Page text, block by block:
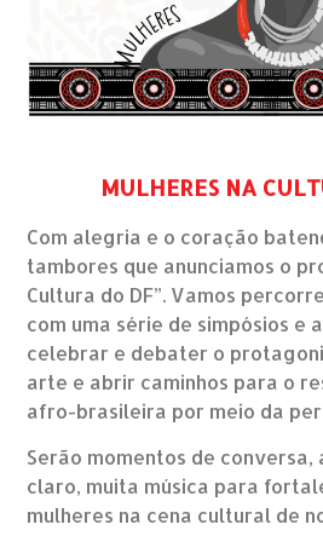
MULHERES NA
​Com alegria e o coração
tambores que anunciamos o
Cultura do DF”. Vamos
com uma série de simpósios e
celebrar e debater o
arte e abrir caminhos para o
afro-brasileira por meio da
Serão momentos de conversa,
claro, muita música para
mulheres na cena cultural de